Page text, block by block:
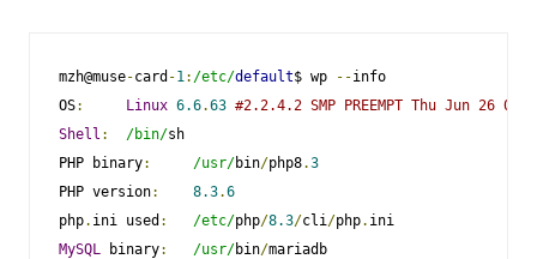
mzh@muse-card -1: /etc/default$ wp --
OS: Linux 6.6.63 #2.2.4.2 SMP PREEMPT
Shell : /bin/
PHP binary: /usr/bin/php8.3
PHP version: 8.3.6
php. ini used : /etc/php/8.3/cli/php.
MySQL binary: /usr/bin/